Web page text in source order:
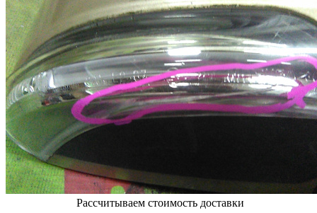
Рассчитываем стоимость доставки